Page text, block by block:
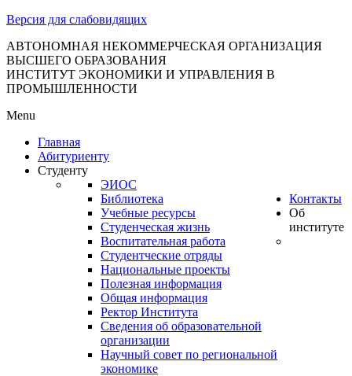
Версия для слабовидящих
АВТОНОМНАЯ НЕКОММЕРЧЕСКАЯ ОРГАНИЗАЦИЯ
ВЫСШЕГО ОБРАЗОВАНИЯ
ИНСТИТУТ ЭКОНОМИКИ И УПРАВЛЕНИЯ В
ПРОМЫШЛЕННОСТИ
Menu
Главная
Абитуриенту
Студенту
ЭИОС
Библиотека
Учебные ресурсы
Студенческая жизнь
Воспитательная работа
Студентческие отряды
Национальные проекты
Полезная информация
Контакты
Об
институте
Общая информация
Ректор Института
Сведения об образовательной
организации
Научный совет по региональной
экономике